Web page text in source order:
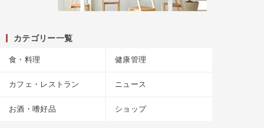
カテゴリー一覧
食・料理 健康管理
カフェ・レストラン ニュース
お酒・嗜好品 ショップ